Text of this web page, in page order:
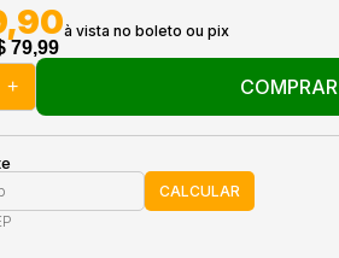
79,99
+ COMPRAR
CALCULAR